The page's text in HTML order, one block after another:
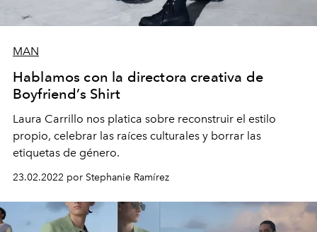
MAN
Hablamos con la directora creativa de
Boyfriend’s Shirt
Laura Carrillo nos platica sobre reconstruir el estilo
propio, celebrar las raíces culturales y borrar las
etiquetas de género.
23.02.2022 por Stephanie Ramírez